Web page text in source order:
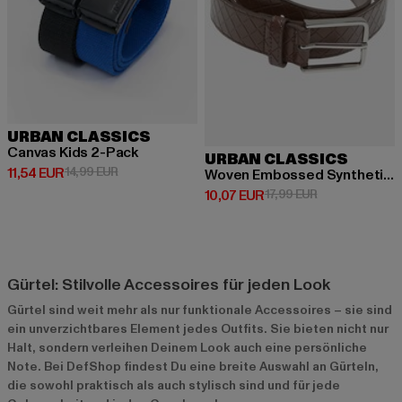
URBAN CLASSICS
Canvas Kids 2-Pack
11,54 EUR
Derzeitiger Preis: 11,54 EUR
14,99 EURAktionspreis: 14,99 EUR
URBAN CLASSICS
Woven Embossed Synthetic Leather Belt
10,07 EUR
Derzeitiger Preis: 10,07 EUR
17,99 EURAktionspreis:
Gürtel: Stilvolle Accessoires für jeden Look
Gürtel sind weit mehr als nur funktionale Accessoires – sie sind
ein unverzichtbares Element jedes Outfits. Sie bieten nicht nur
Halt, sondern verleihen Deinem Look auch eine persönliche
Note. Bei DefShop findest Du eine breite Auswahl an Gürteln,
die sowohl praktisch als auch stylisch sind und für jede